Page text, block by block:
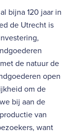
bijna 120 jaar in
de Utrecht is
de natuur de
open
om de
bij aan de
van
want